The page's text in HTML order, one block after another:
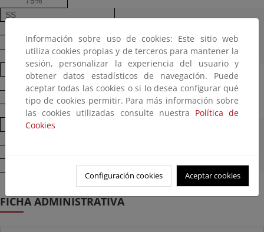
SS
35
90%
10
70-80 %
FICHA ADMINISTRATIVA
Información sobre uso de cookies: Este sitio web
utiliza cookies propias y de terceros para mantener la
sesión, personalizar la experiencia del usuario y
obtener datos estadísticos de navegación. Puede
aceptar todas las cookies o si lo desea configurar qué
tipo de cookies permitir. Para más información sobre
las cookies utilizadas consulte nuestra Política de
Cookies
Configuración cookies Aceptar cookies